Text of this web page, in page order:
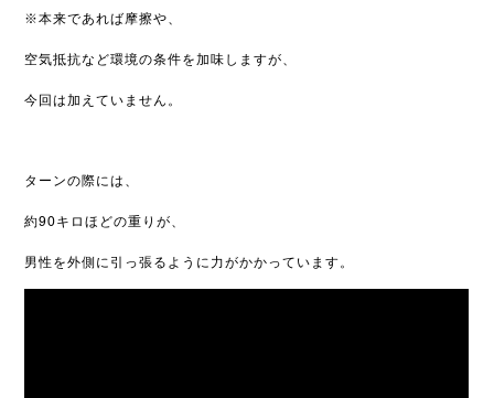
※本来であれば摩擦や、
空気抵抗など環境の条件を加味しますが、
今回は加えていません。
ターンの際には、
約90キロほどの重りが、
男性を外側に引っ張るように力がかかっています。